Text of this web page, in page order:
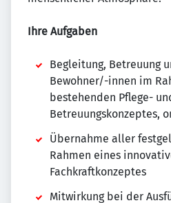
Ihre Aufgaben
Begleitung, Betreuung
Bewohner/-innen im
bestehenden Pflege-
Betreuungskonzeptes,
Übernahme aller
Rahmen eines
Fachkraftkonzeptes
Mitwirkung bei der